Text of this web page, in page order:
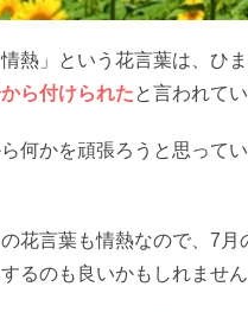
熱」という花言葉は、ひ
ら付けられたと言われて
何かを頑張ろうと思って
花言葉も情熱なので、7
るのも良いかもしれませ